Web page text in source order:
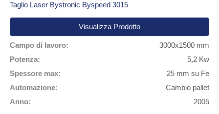
Taglio Laser Bystronic Byspeed 3015
Visualizza Prodotto
Campo di lavoro:
3000x1500 mm
Potenza:
5,2 Kw
Spessore max:
25 mm su Fe
Automazione:
Cambio pallet
Anno:
2005